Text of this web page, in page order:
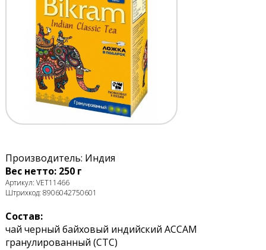
Производитель: Индия
Вес нетто: 250 г
Артикул: VET11466
Штрихкод: 8906042750601
Состав:
чай черный байховый индийский АССАМ
гранулированный (СТС)